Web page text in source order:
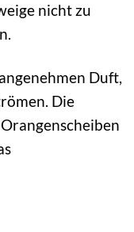
nicht zu
Duft,
Die